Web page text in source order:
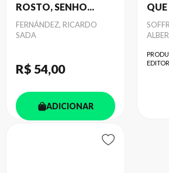
ROSTO, SENHO...
Autor
FERNÁNDEZ, RICARDO
SADA
R$ 54,00
ADICIONAR
Autor